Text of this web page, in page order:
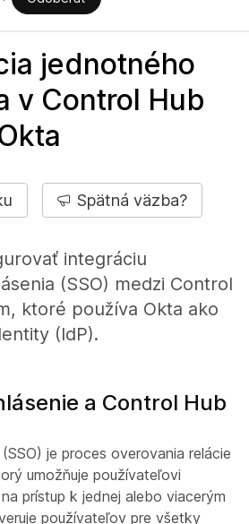
jednotného
v Control Hub
Spätná väzba?
integráciu
(SSO) medzi Control
ktoré používa Okta ako
(IdP).
a Control Hub
je proces overovania relácie
umožňuje používateľovi
prístup k jednej alebo viacerým
používateľov pre všetky